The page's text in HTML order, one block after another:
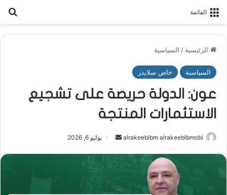
القائمة
الرئيسية / السياسية
السياسية خاص سلايدر
عون: الدولة حريصة على تشجيع
الاستثمارات المنتجة
alrakeeblbm alrakeeblbmobi
أرسل
إلكترونيا
يوليو 6, 2026